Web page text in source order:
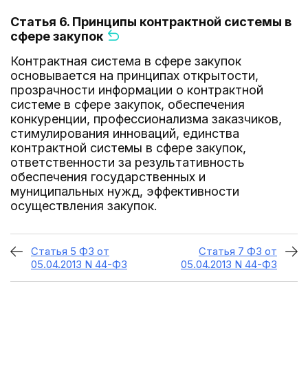
Статья 6. Принципы контрактной системы в
сфере закупок
Контрактная система в сфере закупок
основывается на принципах открытости,
прозрачности информации о контрактной
системе в сфере закупок, обеспечения
конкуренции, профессионализма заказчиков,
стимулирования инноваций, единства
контрактной системы в сфере закупок,
ответственности за результативность
обеспечения государственных и
муниципальных нужд, эффективности
осуществления закупок.
Статья 5 ФЗ от
05.04.2013 N 44-ФЗ
Статья 7 ФЗ от
05.04.2013 N 44-ФЗ